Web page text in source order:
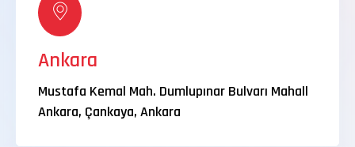
Ankara
Mustafa Kemal Mah. Dumlupınar Bulvarı Mahall
Ankara, Çankaya, Ankara